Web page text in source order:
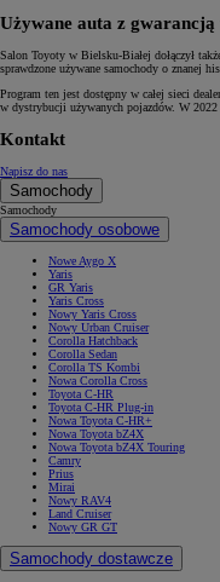
Używane auta z
Salon Toyoty w Bielsku-Białej dołączył
sprawdzone używane samochody o znanej
Program ten jest dostępny w całej sieci
w dystrybucji używanych pojazdów. W
Kontakt
Napisz do nas
Samochody
Samochody
Samochody osobowe
Nowe Aygo X
Yaris
GR Yaris
Yaris Cross
Nowy Yaris Cross
Nowy Urban Cruiser
Corolla Hatchback
Corolla Sedan
Corolla TS Kombi
Nowa Corolla Cross
Toyota C-HR
Toyota C-HR Plug-in
Nowa Toyota C-HR+
Nowa Toyota bZ4X
Nowa Toyota bZ4X Touring
Camry
Prius
Mirai
Nowy RAV4
Land Cruiser
Nowy GR GT
Samochody dostawcze